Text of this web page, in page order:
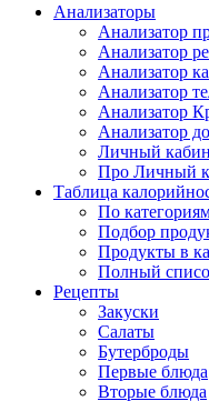
Анализаторы
Анализатор
Анализатор
Анализатор
Анализатор
Анализатор
Анализатор
Личный
Про Личный
Таблица
По
Подбор
Продукты в
Полный
Рецепты
Закуски
Салаты
Бутерброды
Первые блюда
Вторые блюда